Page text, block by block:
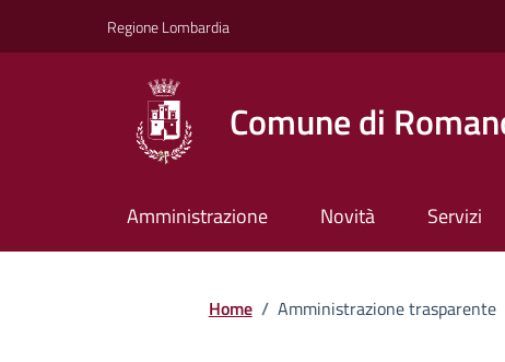
Regione Lombardia
Comune di
Amministrazione Novità Servizi
Home / Amministrazione trasparente